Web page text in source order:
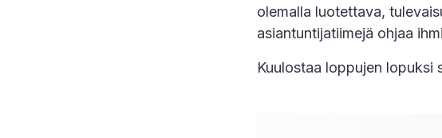
olemalla luotettava,
asiantuntijatiimejä ohjaa
Kuulostaa loppujen lopuksi